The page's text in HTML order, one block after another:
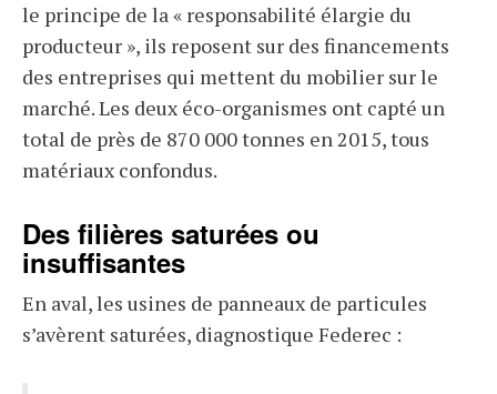
le principe de la « responsabilité élargie du
producteur », ils reposent sur des financements
des entreprises qui mettent du mobilier sur le
marché. Les deux éco-organismes ont capté un
total de près de 870 000 tonnes en 2015, tous
matériaux confondus.
Des filières saturées ou
insuffisantes
En aval, les usines de panneaux de particules
s’avèrent saturées, diagnostique Federec :